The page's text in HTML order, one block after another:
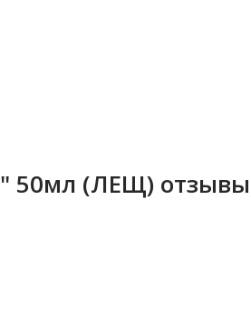
50мл (ЛЕЩ) отзывы